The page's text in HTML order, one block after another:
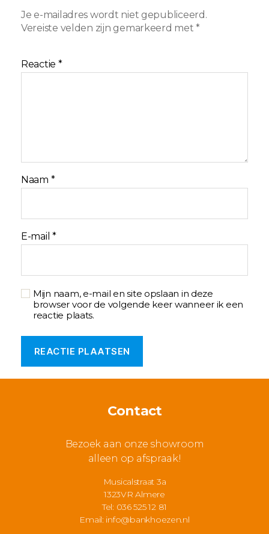
Je e-mailadres wordt niet gepubliceerd.
Vereiste velden zijn gemarkeerd met*
Reactie *
Naam *
E-mail*
Mijn naam, e-mail en site opslaan in deze
browser voor de volgende keer wanneer ik een
reactie plaats.
Contact
Bezoek aan onze showroom
alleen op afspraak!
Musicalstraat 3a
1323VR Almere
Tel: 036 525 12 81
Email: info@bankhoezen.nl